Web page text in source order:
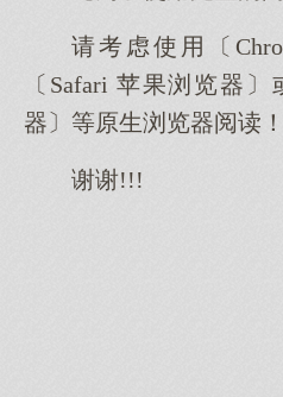
请考虑使用〔
〔Safari 苹果浏览器
器〕等原生浏览器阅读！
谢谢!!!